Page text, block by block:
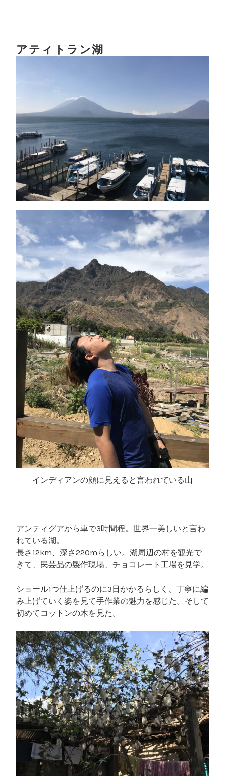
アティトラン湖
インディアンの顔に見えると言われている山
アンティグアから車で3時間程。世界一美しいと言わ
れている湖。
長さ12km、深さ220mらしい。湖周辺の村を観光で
きて、民芸品の製作現場、チョコレート工場を見学。
ショール1つ仕上げるのに3日かかるらしく、丁寧に編
み上げていく姿を見て手作業の魅力を感じた。そして
初めてコットンの木を見た。